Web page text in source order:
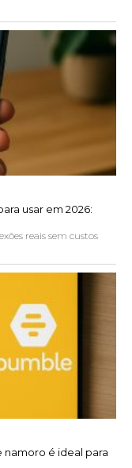
usar em 2026:
reais sem custos
namoro é ideal para